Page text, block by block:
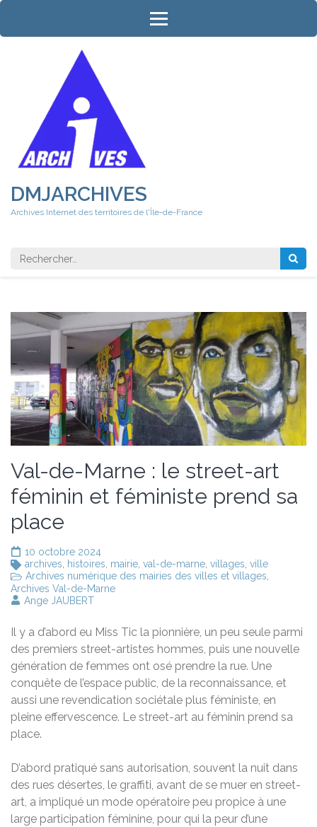
Aller
contenu
DMJARCHIVES
Archives Internet des territoires de l'Île-de-France
Rechercher
Val-de-Marne : le street-art
féminin et féministe prend sa
place
10 octobre 2024
archives, histoires, mairie, val-de-marne, villages, ville
Archives numérique des mairies des villes et villages,
Archives Val-de-Marne
Ange JAUBERT
Il y a d’abord eu Miss Tic la pionnière, un peu seule parmi
des premiers street-artistes hommes, puis une nouvelle
génération de femmes ont osé prendre la rue. Une
conquête de l’espace public, de la reconnaissance, et
aussi une revendication sociétale plus féministe, en
pleine effervescence. Le street-art au féminin prend sa
place.
D’abord pratiqué sans autorisation, souvent la nuit dans
des rues désertes, le graffiti, avant de se muer en street-
art, a impliqué un mode opératoire peu propice à une
large participation féminine, pour qui la peur d’une